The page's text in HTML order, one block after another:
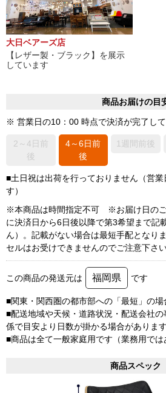
大日ベアーズ店
【レザー製・ブラック】を展示
しています
商品お届けの目
※ 営業日の10：00 時点で決済が完了し
2～4日前
後
4～6日前
後
1週間前後
■土日祝は出荷を行っておりません（営
す）
※本商品は時間指定不可 ※お届け日のご
に決済日から6日後以降で第3希望まで記
ん）。記載がない場合は最短手配となり
セルはお受けできませんのでご注意下さい
この商品の発送元は 福岡県 です
■関東・関西圏の都市部への「最短」の場
■配送地域や天候・道路状況・配送会社
係で目安より日数が掛かる場合があります
■商品は全て一般家庭用です（業務用では
商品スペック